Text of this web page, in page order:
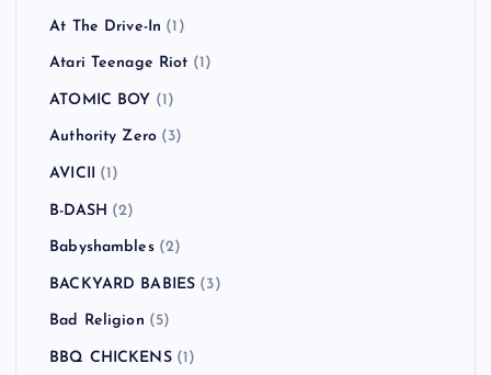
At The Drive-In (1)
Atari Teenage Riot (1)
ATOMIC BOY (1)
Authority Zero (3)
AVICII (1)
B-DASH (2)
Babyshambles(2)
BACKYARD BABIES (3)
Bad Religion (5)
BBQ CHICKENS(1)